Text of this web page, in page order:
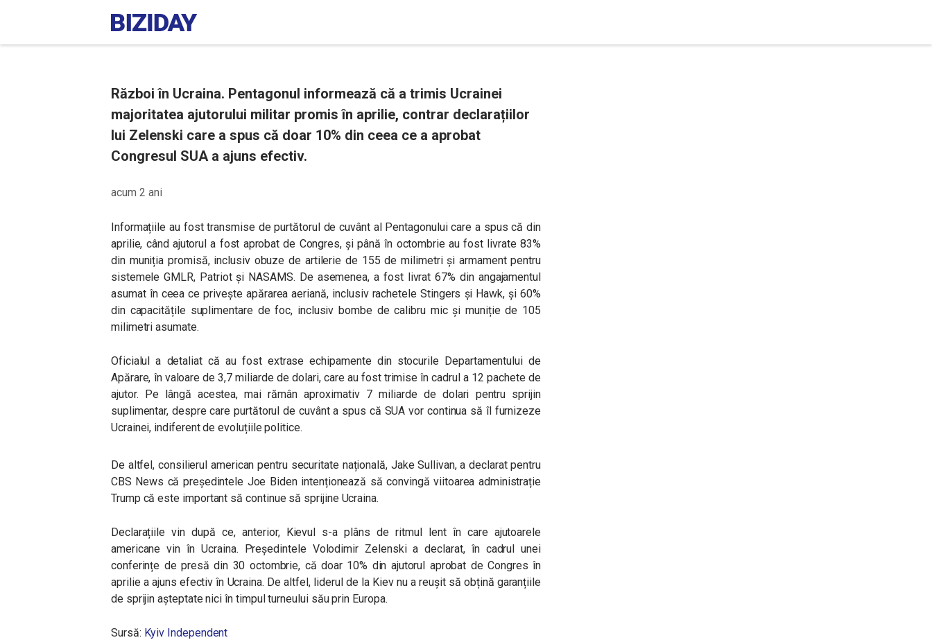
Război în Ucraina. Pentagonul informează că a trimis Ucrainei
majoritatea ajutorului militar promis în aprilie, contrar declarațiilor
lui Zelenski care a spus că doar 10% din ceea ce a aprobat
Congresul SUA a ajuns efectiv.
acum 2 ani
Informațiile au fost transmise de purtătorul de cuvânt al Pentagonului care a spus că din
aprilie, când ajutorul a fost aprobat de Congres, și până în octombrie au fost livrate 83%
din muniția promisă, inclusiv obuze de artilerie de 155 de milimetri și armament pentru
sistemele GMLR, Patriot și NASAMS. De asemenea, a fost livrat 67% din angajamentul
asumat în ceea ce privește apărarea aeriană, inclusiv rachetele Stingers și Hawk, și 60%
din capacitățile suplimentare de foc, inclusiv bombe de calibru mic și muniție de 105
milimetri asumate.
Oficialul a detaliat că au fost extrase echipamente din stocurile Departamentului de
Apărare, în valoare de 3,7 miliarde de dolari, care au fost trimise în cadrul a 12 pachete de
ajutor. Pe lângă acestea, mai rămân aproximativ 7 miliarde de dolari pentru sprijin
suplimentar, despre care purtătorul de cuvânt a spus că SUA vor continua să îl furnizeze
Ucrainei, indiferent de evoluțiile politice.
De altfel, consilierul american pentru securitate națională, Jake Sullivan, a declarat pentru
CBS News că președintele Joe Biden intenționează să convingă viitoarea administrație
Trump că este important să continue să sprijine Ucraina.
Declarațiile vin după ce, anterior, Kievul s-a plâns de ritmul lent în care ajutoarele
americane vin în Ucraina. Președintele Volodimir Zelenski a declarat, în cadrul unei
conferințe de presă din 30 octombrie, că doar 10% din ajutorul aprobat de Congres în
aprilie a ajuns efectiv în Ucraina. De altfel, liderul de la Kiev nu a reușit să obțină garanțiile
de sprijin așteptate nici în timpul turneului său prin Europa.
Sursă: Kyiv Independent